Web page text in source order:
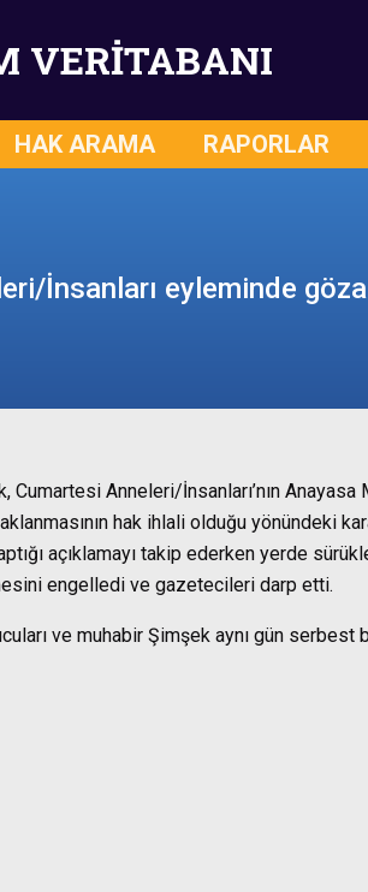
VERİTABANI
HAK ARAMA RAPORLAR
İnsanları eyleminde
Cumartesi Anneleri/İnsanları’nın Anayasa
hak ihlali olduğu yönündeki
açıklamayı takip ederken yerde
engelledi ve gazetecileri darp etti.
ve muhabir Şimşek aynı gün serbest